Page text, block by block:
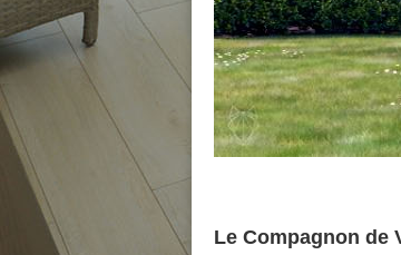
Le Compagnon de